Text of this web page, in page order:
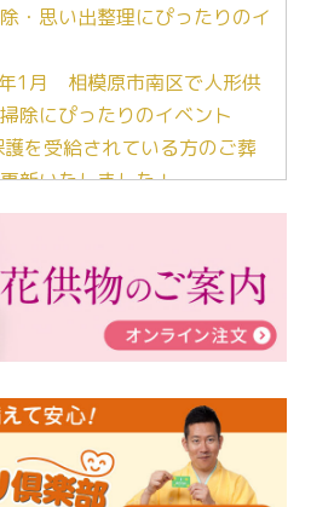
・思い出整理にぴったりのイ
1月 相模原市南区で人形供
除にぴったりのイベント
護を受給されている方のご葬
新いたしました！
ほど教室】「マンガで学
小さな家族葬ハウス®町田成
ざいました！
登半島地震災害の寄付のご報
寄付のご報告
ど教室＠小さな家族葬ハウ
グノートを書いてみよう！